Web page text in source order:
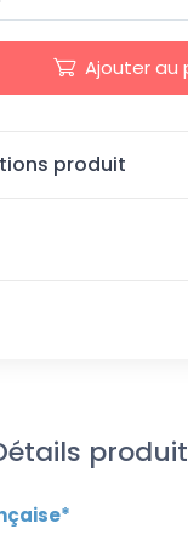
Ajouter au
produit
produit